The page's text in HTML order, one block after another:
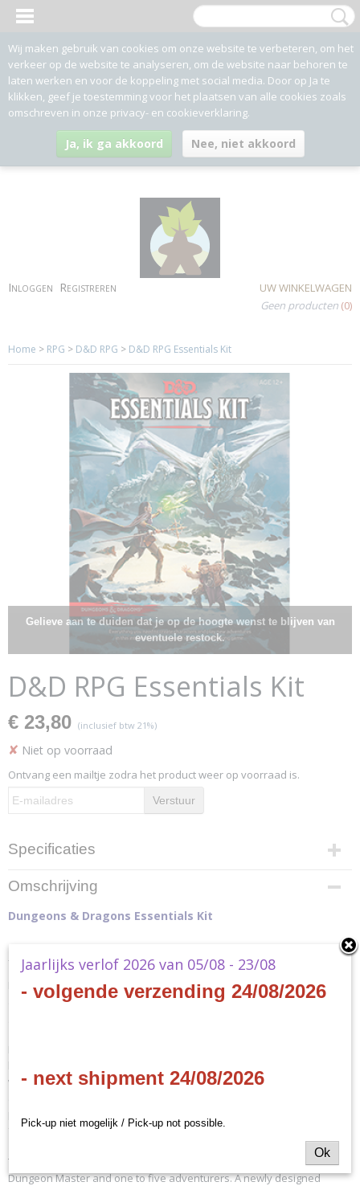
Inloggen Registreren
UW WINKELWAGEN
Geen producten (0)
Home > RPG > D&D RPG > D&D RPG Essentials Kit
Gelieve aan te duiden dat je op de hoogte wenst te blijven van
eventuele restock.
D&D RPG Essentials Kit
€ 23,80 (inclusief btw 21%)
✘ Niet op voorraad
Ontvang een mailtje zodra het product weer op voorraad is.
Verstuur
Specificaties
Productcode
WTCC70080000
Productcode leverancier
Omschrijving
Dungeons & Dragons Essentials Kit
- EN
Everything you need to create characters and play the new
adventures in this introduction to the world’s greatest roleplaying
world of adventure, where heroes battle monsters, find treasures,
fantasy story.
This box contains the essentials you need to run a D&D game with one
Dungeon Master and one to five adventurers. A newly designed
Wij maken gebruik van cookies om onze website te verbeteren, om het
verkeer op de website te analyseren, om de website naar behoren te
laten werken en voor de koppeling met social media. Door op Ja te
klikken, geef je toestemming voor het plaatsen van alle cookies zoals
omschreven in onze privacy- en cookieverklaring.
Ja, ik ga akkoord Nee, niet akkoord
Jaarlijks verlof 2026 van 05/08 - 23/08
- volgende verzending 24/08/2026
- next shipment 24/08/2026
Pick-up niet mogelijk / Pick-up not possible.
Ok